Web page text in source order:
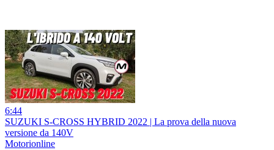
6:44
SUZUKI S-CROSS HYBRID 2022 | La prova della nuova
versione da 140V
Motorionline